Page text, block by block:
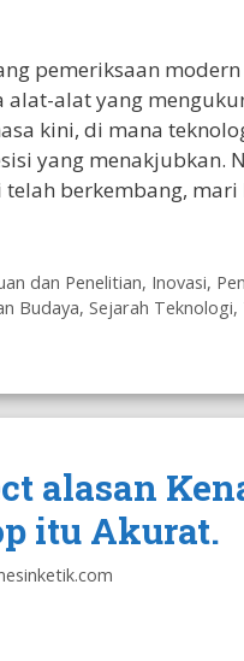
pemeriksaan
alat yang
kini, di mana
yang menakjubkan.
telah berkembang,
dan Penelitian, Inovasi,
Budaya, Sejarah Teknologi,
alasan
itu Akurat.